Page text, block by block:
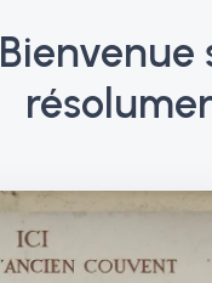
Bienvenue